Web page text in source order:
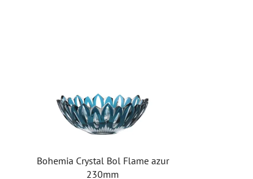
Bohemia Crystal Bol Flame azur
230mm